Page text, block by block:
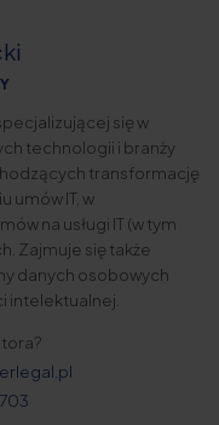
się w
technologii i branży
transformację
umów IT, w
na usługi IT (w tym
Zajmuje się także
danych osobowych
intelektualnej.